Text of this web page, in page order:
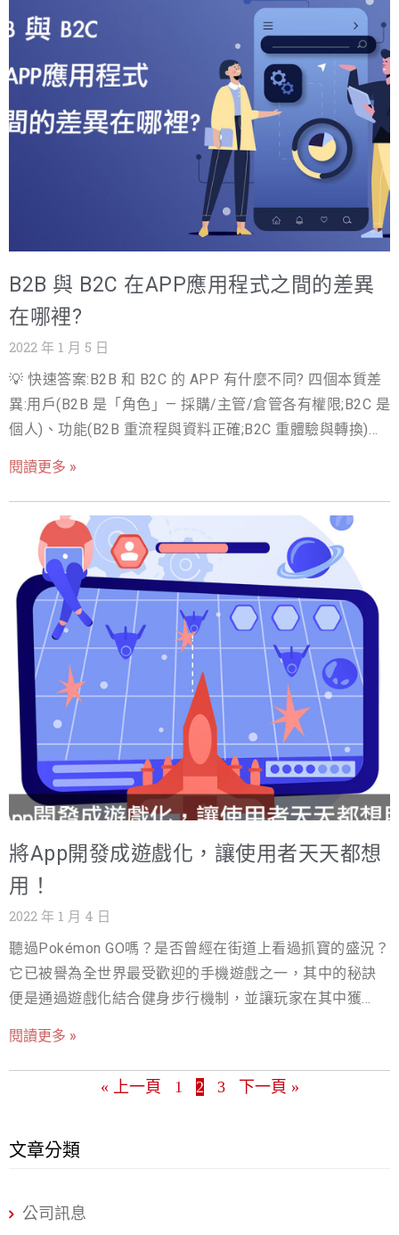
Andriod系統在選擇上非常多元：有各種大小裝置、不同特
殊的功能、有昂貴的有便宜的，可以滿足市場各種需求，
造成在全球的市占率為Android 72% 和 iOS 26%，有如此
懸殊的情況
同。如：各家銀行擁有自己的網路銀行App，幫助用戶不限
時間、地點就能輕鬆使用轉帳功能。通訊軟體App可以方便
用戶與家人、朋友、同事聯絡。遊戲App可以讓朋友們一同
玩樂，在生活中放鬆並取得歡樂。網路購物型App讓消費者
採買更加便利。只要企業定義好自家App的定位、期望解決
消費者的哪些痛點。搭配會員經營與行銷策略，手機App就
能為企業創造更多的業績機會。 企業開發App的好處有哪
些？ 1.創造新商機 近年來最夯的外送平台Foodpanda、
UberEats。打破以往店家自行決定是否有外送服務，任何
店都可以與外送平台的合作，不用另外請人送餐，就可以
偶爾想購買某家店的餐點時，就可以直接透過外送平台買
到想要的食物。解決消費者的不便利性、並且節省消費者
也為他們自身創造良好的業績，成功創造需求、並提供良
好的服務給消費者。 2.建立會員制度，增加忠誠度、黏著
度 企業商店App建立後，最重要的第一步就是綁定會員。
如同：全聯福利中心、全家、7-11、康是美、屈臣氏等
等，都有自家的App系統。經由App系統的綁定後，不僅讓
數機制，將有助於提高會員們的兌換率。透過定期的優惠
活動與訊息，可以增加消費者之間的互動與忠誠度。如同
全家便利商點「每消費一元累積一點」，消費者可以在每
次結帳時出示會員來累積點數。集滿的點數又可以兌換或
加購想要的商品！增加消費者的實用度與忠誠度。 3.主動
推播 擁有企業App以後，企業主可以減少一些EDM、手機
簡訊、Line推播的行銷成本。因為App自行可以做訊息通知
的推播，並且不會有費用或是太多限制。只要你的用戶有
成功註冊App並且有開啟通知、有在手機安裝該Ap
B2B 與 B2C 在APP應用程式之間的差異
在哪裡?
2022 年 1 月 5 日
💡 快速答案:B2B 和 B2C 的 APP 有什麼不同? 四個本質差
異:用戶(B2B 是「角色」— 採購/主管/倉管各有權限;B2C 是
個人)、功能(B2B 重流程與資料正確;B2C 重體驗與轉換)、
需系統整合,總成本高但回收明確)。別用 B2C 思維做 B2B
工具,反之亦然。 隨著科技進步全球朝行動裝置移動（​​
Mobile device）的趨勢下，人手一支手機已不稀奇。截至
2020年一月份調查為止，台灣網路用戶在瀏覽裝置上的比
例，桌機目前略勝手機約7％，可見兩個裝置的差距不大也
可說是勢均力敵，因此許多企業除了經營原本的網站外也
開始著手開發手機APP。既然要做手機APP，就要了解你
的目標受眾是誰？是企業還是消費者呢？透過本文的介紹
與舉例，讓你更了解他們之間的差異，就一起看下去吧！
什麼是B2C APP? 指企業(Business)針對消費者
(Consumer)開發的應用程式(APP)。根據RiskIQ的報告，目
前為止在Google Play或App Store有將近900 萬個應用程
式。主要是給End User(末端消費者)使用。因此我們大多數
人每天使用的APP都是以B2C APP為主。此種 APP的核心
軟體? B2C APP主要以娛樂或是功能取向為主，像是遊戲、
音樂、圖書、影視…等類型，細分又有大眾熟知的手遊遊
B2C手機APP。此種類型的APP觸及範圍很廣也不陌生，生
活當中隨處可見。 B2C APP的優勢? 說到B2C APP的優
勢，就如前面所說「我們大多數人每天使用的APP都是以
B2C APP 為主」，因此優勢就是有廣泛的受眾，且受眾範
圍不分種族、年齡、性別、職業…都是該受眾，所以手機開
是下載軟體下方的評論來持續修改更新功能，以維持用戶
促銷優惠活動來引起用戶的注意。只要企業把原先的軟體
用者口碑行銷，變的受歡迎，像是Clubhou
閱讀更多 »
將App開發成遊戲化，讓使用者天天都想
用！
2022 年 1 月 4 日
聽過Pokémon GO嗎？是否曾經在街道上看過抓寶的盛況？
它已被譽為全世界最受歡迎的手機遊戲之一，其中的秘訣
便是通過遊戲化結合健身步行機制，並讓玩家在其中獲得
遊戲化應用市場 2020年整體產值規模為91億美元，預計到
2025 年將達到 307 億美元，成長率達到27.4%。遊戲化元
素不只是吸引人、好玩而已，更是經營策略的最佳幫手，
住客戶、並透過互動增加購買與產品收入。 什麼是遊戲
用者實現他們的目標，遊戲化的重點在於結構遊戲化（遊
閱讀更多 »
« 上一頁 1 2 3 下一頁 »
文章分類
公司訊息